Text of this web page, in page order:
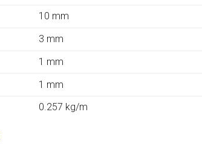
10 mm
3 mm
1 mm
1 mm
0.257 kg/m